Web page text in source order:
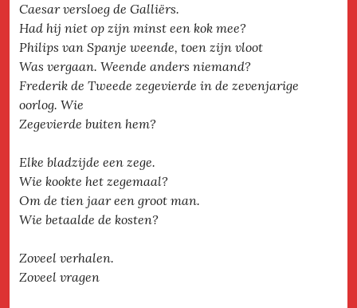
Caesar versloeg de Galliërs.
Had hij niet op zijn minst een kok mee?
Philips van Spanje weende, toen zijn vloot
Was vergaan. Weende anders niemand?
Frederik de Tweede zegevierde in de zevenjarige
oorlog. Wie
Zegevierde buiten hem?
Elke bladzijde een zege.
Wie kookte het zegemaal?
Om de tien jaar een groot man.
Wie betaalde de kosten?
Zoveel verhalen.
Zoveel vragen